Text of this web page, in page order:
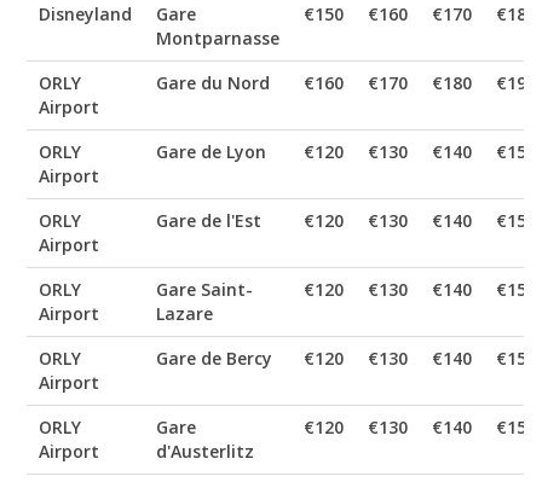
Disneyland
Gare
Montparnasse
€150 €160 €170 €180
ORLY
Airport
Gare du Nord €160 €170 €180 €190
ORLY
Airport
Gare de Lyon €120 €130 €140 €150
ORLY
Airport
Gare de l'Est €120 €130 €140 €150
ORLY
Airport
Gare Saint-
Lazare
€120 €130 €140 €150
ORLY
Airport
Gare de Bercy €120 €130 €140 €150
ORLY
Airport
Gare
d'Austerlitz
€120 €130 €140 €150